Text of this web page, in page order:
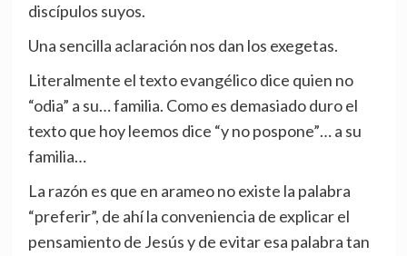
discípulos suyos.
Una sencilla aclaración nos dan los exegetas.
Literalmente el texto evangélico dice quien no
“odia” a su… familia. Como es demasiado duro el
texto que hoy leemos dice “y no pospone”… a su
familia…
La razón es que en arameo no existe la palabra
“preferir”, de ahí la conveniencia de explicar el
pensamiento de Jesús y de evitar esa palabra tan